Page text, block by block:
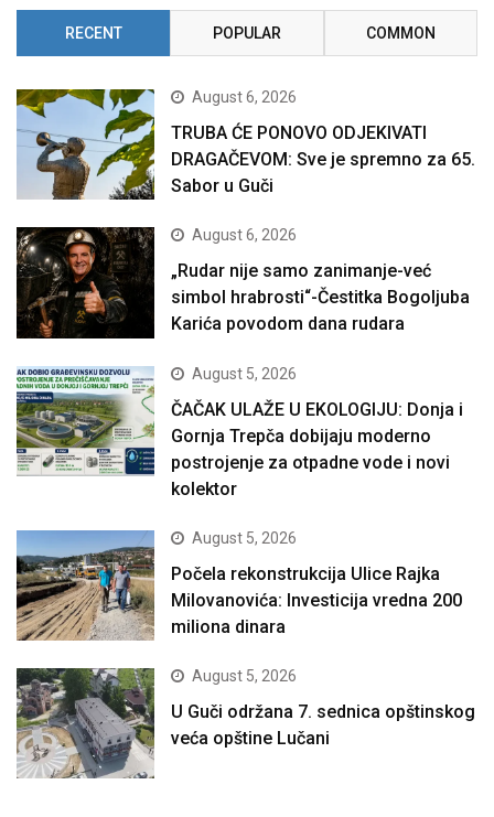
RECENT POPULAR COMMON
August 6, 2026
TRUBA ĆE PONOVO ODJEKIVATI
DRAGAČEVOM: Sve je spremno za 65.
Sabor u Guči
August 6, 2026
„Rudar nije samo zanimanje-već
simbol hrabrosti“-Čestitka Bogoljuba
Karića povodom dana rudara
August 5, 2026
ČAČAK ULAŽE U EKOLOGIJU: Donja i
Gornja Trepča dobijaju moderno
postrojenje za otpadne vode i novi
kolektor
August 5, 2026
Počela rekonstrukcija Ulice Rajka
Milovanovića: Investicija vredna 200
miliona dinara
August 5, 2026
U Guči održana 7. sednica opštinskog
veća opštine Lučani